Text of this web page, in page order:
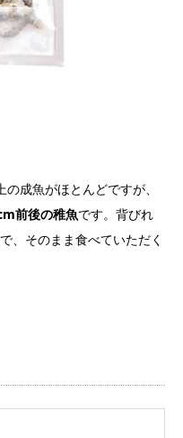
成魚がほとんどですが、
前後の稚魚です。背びれ
、そのまま食べていただく